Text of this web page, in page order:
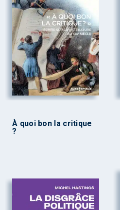
À quoi bon la critique
?